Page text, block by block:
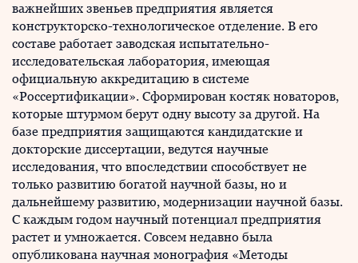
важнейших звеньев предприятия является
конструкторско-технологическое отделение. В его
составе работает заводская испытательно-
исследовательская лаборатория, имеющая
официальную аккредитацию в системе
«Россертификации». Сформирован костяк новаторов,
которые штурмом берут одну высоту за другой. На
базе предприятия защищаются кандидатские и
докторские диссертации, ведутся научные
исследования, что впоследствии способствует не
только развитию богатой научной базы, но и
дальнейшему развитию, модернизации научной базы.
С каждым годом научный потенциал предприятия
растет и умножается. Совсем недавно была
опубликована научная монография «Методы